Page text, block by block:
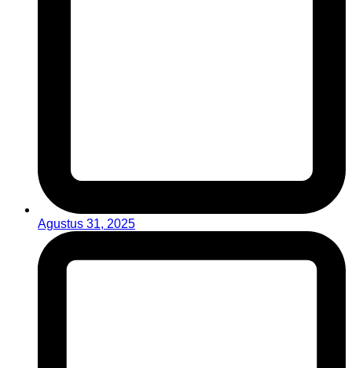
Agustus 31, 2025